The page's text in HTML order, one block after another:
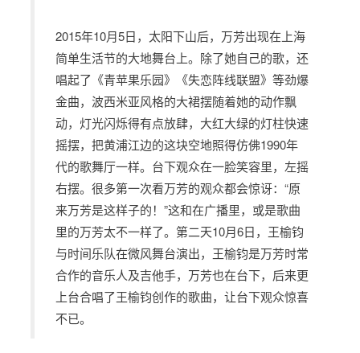
2015年10月5日，太阳下山后，万芳出现在上海
简单生活节的大地舞台上。除了她自己的歌，还
唱起了《青苹果乐园》《失恋阵线联盟》等劲爆
金曲，波西米亚风格的大裙摆随着她的动作飘
动，灯光闪烁得有点放肆，大红大绿的灯柱快速
摇摆，把黄浦江边的这块空地照得仿佛1990年
代的歌舞厅一样。台下观众在一脸笑容里，左摇
右摆。很多第一次看万芳的观众都会惊讶：“原
来万芳是这样子的！”这和在广播里，或是歌曲
里的万芳太不一样了。第二天10月6日，王榆钧
与时间乐队在微风舞台演出，王榆钧是万芳时常
合作的音乐人及吉他手，万芳也在台下，后来更
上台合唱了王榆钧创作的歌曲，让台下观众惊喜
不已。